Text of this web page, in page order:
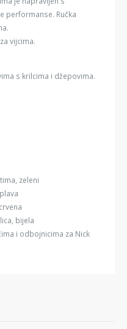
performanse. Ručka
vijcima.
s krilcima i džepovima.
zeleni
bijela
i odbojnicima za Nick